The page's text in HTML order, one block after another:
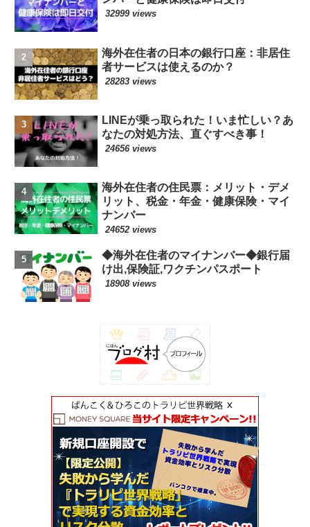
32999 views
海外在住者の日本の銀行口座：非居住
者サービスは使えるのか？
28283 views
LINEが乗っ取られた！いま忙しい？あ
なたの対処方法、直ぐすべき事！
24656 views
海外在住者の住民票：メリット・デメ
リット、税金・年金・健康保険・マイ
ナンバー
24652 views
◆海外在住者のマイナンバー◆銀行届
け出,保険証,ワクチンパスポート
18908 views